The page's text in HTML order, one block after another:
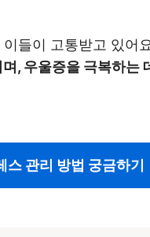
들이 고통받고 있
, 우울증을 극복하는
스 관리 방법 궁금하기